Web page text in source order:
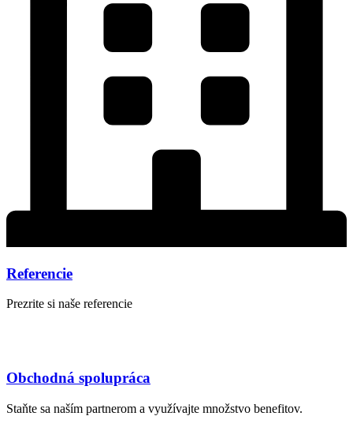
Referencie
Prezrite si naše referencie
Obchodná spolupráca
Staňte sa naším partnerom a využívajte množstvo benefitov.